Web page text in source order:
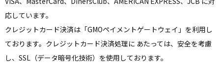
応しています。
クレジットカード決済は「GMOペイメントゲートウェイ」を利用し
ております。クレジットカード決済処理に あたっては、安全を考慮
し、SSL（データ暗号化技術）を使用しております。